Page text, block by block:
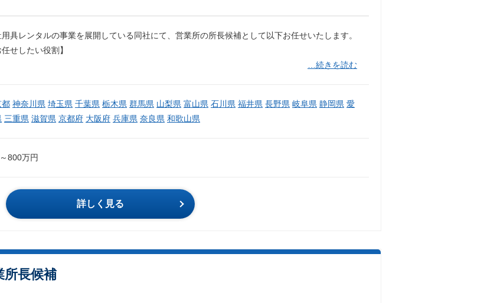
具レンタルの事業を展開している同社にて、営業所の所長候補として以下お任せいたします。
任せしたい役割】
…続きを読む
都 神奈川県 埼玉県 千葉県 栃木県 群馬県 山梨県 富山県 石川県 福井県 長野県 岐阜県 静岡県 愛
三重県 滋賀県 京都府 大阪府 兵庫県 奈良県 和歌山県
800万円
詳しく見る
長候補